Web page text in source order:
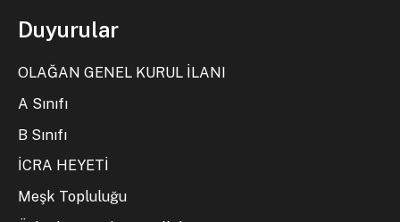
Duyurular
OLAĞAN GENEL KURUL İLANI
A Sınıfı
B Sınıfı
İCRA HEYETİ
Meşk Topluluğu